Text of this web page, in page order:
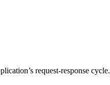
request-response cycle.